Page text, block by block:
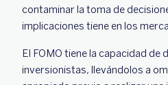
contaminar la toma de
implicaciones tiene en los
El FOMO tiene la capacidad de
inversionistas, llevándolos a